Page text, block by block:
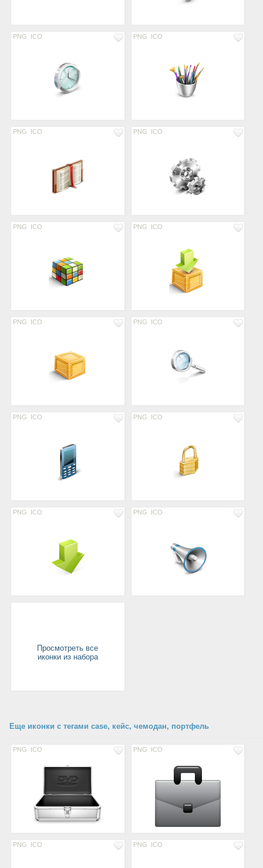
PNG ICO PNG ICO
PNG ICO PNG ICO
PNG ICO PNG ICO
PNG ICO PNG ICO
PNG ICO PNG ICO
PNG ICO PNG ICO
Просмотреть все
иконки из набора
Еще иконки с тегами case, кейс, чемодан, портфель
PNG ICO PNG ICO
PNG ICO PNG ICO